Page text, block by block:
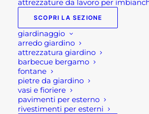
attrezzature da lavoro per
SCOPRI LA SEZIONE
giardinaggio
arredo giardino
attrezzatura giardino
barbecue bergamo
fontane
pietre da giardino
vasi e fioriere
pavimenti per esterno
rivestimenti per esterni